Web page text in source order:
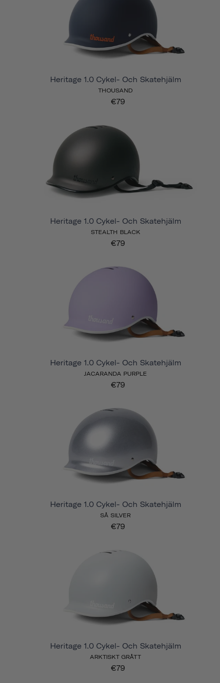
Heritage 1.0 Cykel- Och Skatehjälm
THOUSAND
€79
Heritage 1.0 Cykel- Och Skatehjälm
STEALTH BLACK
€79
Heritage 1.0 Cykel- Och Skatehjälm
JACARANDA PURPLE
€79
Heritage 1.0 Cykel- Och Skatehjälm
SÅ SILVER
€79
Heritage 1.0 Cykel- Och Skatehjälm
ARKTISKT GRÅTT
€79